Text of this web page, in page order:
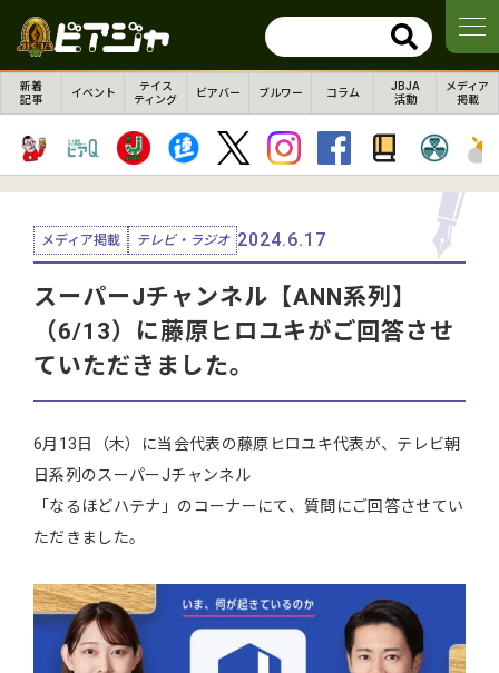
新着
記事
イベント
テイス
ティング
ビアバー ブルワー コラム
JBJA
活動
メディア
掲載
メディア掲載 テレビ・ラジオ 2024.6.17
スーパーJチャンネル【ANN系列】
（6/13）に藤原ヒロユキがご回答させ
ていただきました。
6月13日（木）に当会代表の藤原ヒロユキ代表が、テレビ朝
日系列のスーパーJチャンネル
「なるほどハテナ」のコーナーにて、質問にご回答させてい
ただきました。